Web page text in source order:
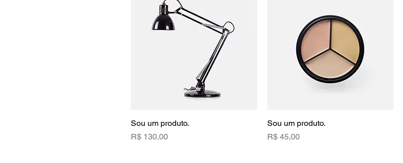
Sou um produto.
Preço
R$ 130,00
Sou um produto.
Preço
R$ 45,00